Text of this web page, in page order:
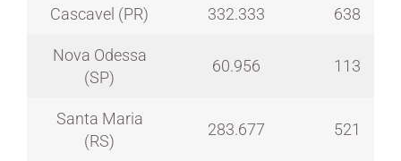
Cascavel (PR) 332.333 638
Nova Odessa
(SP)
60.956 113
Santa Maria
(RS)
283.677 521